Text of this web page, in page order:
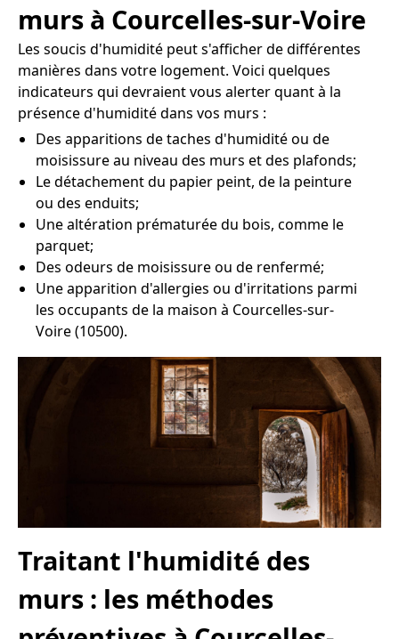
murs à Courcelles-sur-Voire
Les soucis d'humidité peut s'afficher de différentes
manières dans votre logement. Voici quelques
indicateurs qui devraient vous alerter quant à la
présence d'humidité dans vos murs :
Des apparitions de taches d'humidité ou de
moisissure au niveau des murs et des plafonds;
Le détachement du papier peint, de la peinture
ou des enduits;
Une altération prématurée du bois, comme le
parquet;
Des odeurs de moisissure ou de renfermé;
Une apparition d'allergies ou d'irritations parmi
les occupants de la maison à Courcelles-sur-
Voire (10500).
Traitant l'humidité des
murs : les méthodes